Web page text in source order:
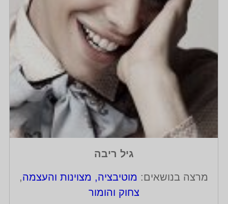
גיל ריבה
מרצה בנושאים: מוטיבציה, מצוינות והעצמה,
צחוק והומור